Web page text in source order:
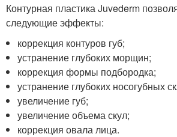
Контурная пластика Juvederm
следующие эффекты:
коррекция контуров губ;
устранение глубоких морщин;
коррекция формы подбородка;
устранение глубоких носогубных
увеличение губ;
увеличение объема скул;
коррекция овала лица.